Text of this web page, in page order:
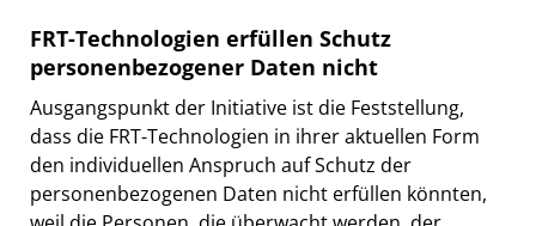
FRT-Technologien erfüllen Schutz
personenbezogener Daten nicht
Ausgangspunkt der Initiative ist die Feststellung,
dass die FRT-Technologien in ihrer aktuellen Form
den individuellen Anspruch auf Schutz der
personenbezogenen Daten nicht erfüllen könnten,